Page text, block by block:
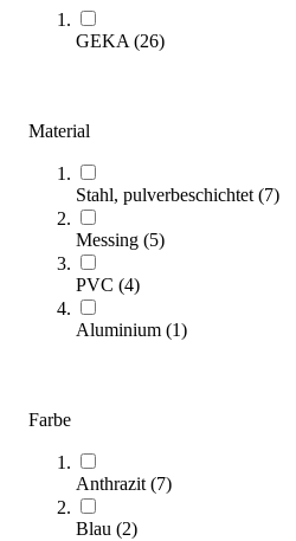
GEKA (26)
Material
Stahl, pulverbeschichtet (7)
Messing (5)
PVC (4)
Aluminium (1)
Farbe
Anthrazit (7)
Blau (2)
(Artikel 1-
Im Kaufratgeber erfahren Sie,
und Betrieb einer
Zum Ratgeber
Kategorien & Filter
Sortieren nach